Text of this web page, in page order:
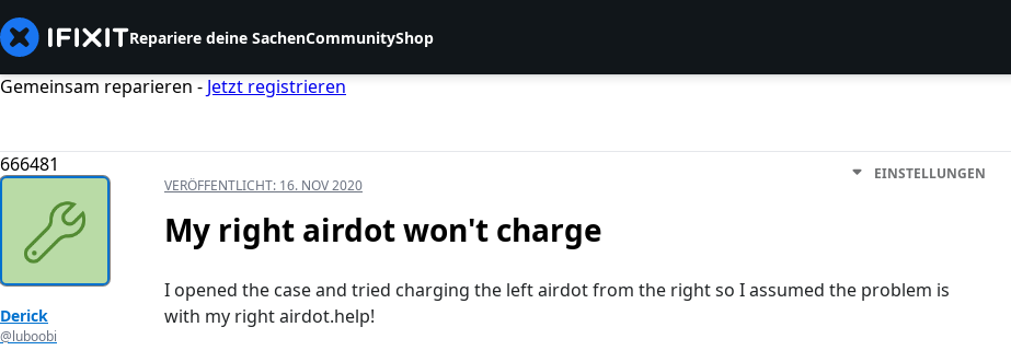
Repariere deine SachenCommunityShop
Gemeinsam reparieren - Jetzt registrieren
666481
Derick
@luboobi
VERÖFFENTLICHT: 16. NOV 2020
EINSTELLUNGEN
My right airdot won't charge
I opened the case and tried charging the left airdot from the right so I assumed the problem is
with my right airdot.help!